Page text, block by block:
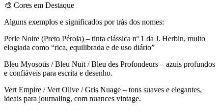
🎨 Cores em Destaque
Alguns exemplos e significados por trás dos nomes:
Perle Noire (Preto Pérola) – tinta clássica nº 1 da J. Herbin, muito
elogiada como “rica, equilibrada e de uso diário”
Bleu Myosotis / Bleu Nuit / Bleu des Profondeurs – azuis profundos
e confiáveis para escrita e desenho.
Vert Empire / Vert Olive / Gris Nuage – tons suaves e elegantes,
ideais para journaling, com nuances vintage.